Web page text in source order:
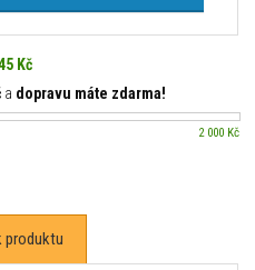
Kč
a dopravu máte zdarma!
2 000 Kč
produktu